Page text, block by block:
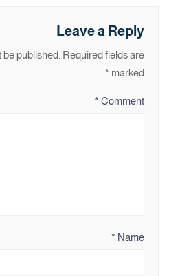
Leave a Reply
published. Required fields are
marked
*
Comment
*
Name
*